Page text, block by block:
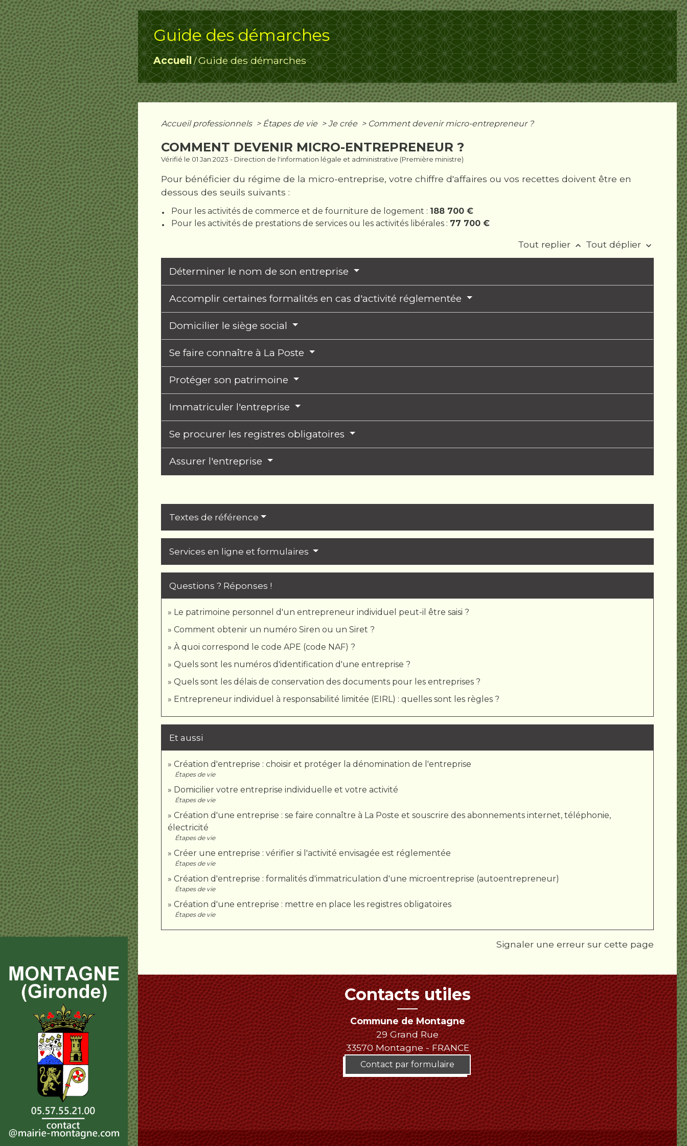
Guide des démarches
Accueil/Guide des démarches
Accueil professionnels > Étapes de vie > Je crée > Comment devenir micro-entrepreneur ?
COMMENT DEVENIR MICRO-ENTREPRENEUR ?
Vérifié le 01 Jan 2023 - Direction de l'information légale et administrative (Première ministre)
Pour bénéficier du régime de la micro-entreprise, votre chiffre d'affaires ou vos recettes doivent être en
dessous des seuils suivants :
Pour les activités de commerce et de fourniture de logement : 188 700 €
Pour les activités de prestations de services ou les activités libérales : 77 700 €
Tout replier keyboard_arrow_up Tout déplier keyboard_arrow_down
Déterminer le nom de son entreprise
Accomplir certaines formalités en cas d'activité réglementée
Domicilier le siège social
Se faire connaître à La Poste
Protéger son patrimoine
Immatriculer l'entreprise
Se procurer les registres obligatoires
Assurer l'entreprise
Textes de référence
Services en ligne et formulaires
Questions ? Réponses !
Le patrimoine personnel d'un entrepreneur individuel peut-il être saisi ?
Comment obtenir un numéro Siren ou un Siret ?
À quoi correspond le code APE (code NAF) ?
Quels sont les numéros d'identification d'une entreprise ?
Quels sont les délais de conservation des documents pour les entreprises ?
Entrepreneur individuel à responsabilité limitée (EIRL) : quelles sont les règles ?
Et aussi
Création d'entreprise : choisir et protéger la dénomination de l'entreprise
Étapes de vie
Domicilier votre entreprise individuelle et votre activité
Étapes de vie
Création d'une entreprise : se faire connaître à La Poste et souscrire des abonnements internet, téléphonie,
électricité
Étapes de vie
Créer une entreprise : vérifier si l'activité envisagée est réglementée
Étapes de vie
Création d'entreprise : formalités d'immatriculation d'une microentreprise (autoentrepreneur)
Étapes de vie
Création d'une entreprise : mettre en place les registres obligatoires
Étapes de vie
Signaler une erreur sur cette page
Contacts utiles
Commune de Montagne
29 Grand Rue
33570 Montagne - FRANCE
Contact par formulaire